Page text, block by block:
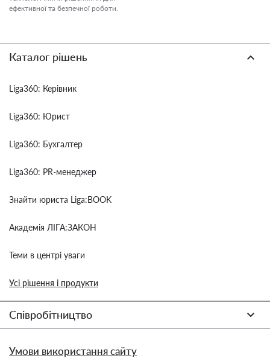
ефективної та безпечної роботи.
Каталог рішень
Liga360: Керівник
Liga360: Юрист
Liga360: Бухгалтер
Liga360: PR-менеджер
Знайти юриста Liga:BOOK
Академія ЛІГА:ЗАКОН
Теми в центрі уваги
Усі рішення і продукти
Співробітництво
Умови використання сайту